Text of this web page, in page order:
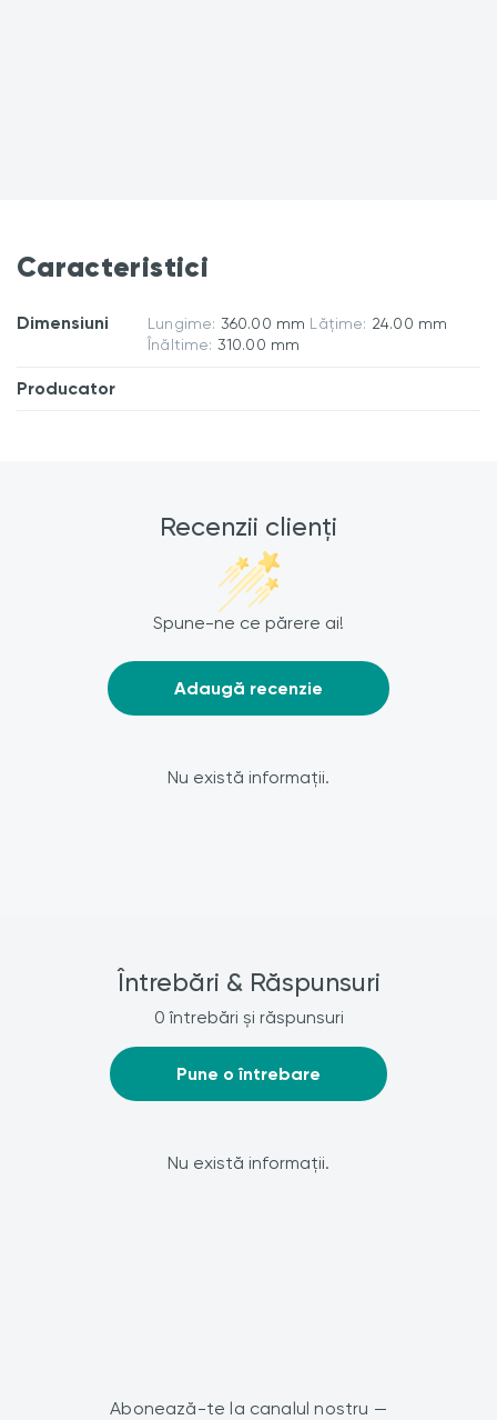
Caracteristici
Dimensiuni Lungime: 360.00 mm Lățime: 24.00 mm
Înăltime: 310.00 mm
Producator
Recenzii clienți
Spune-ne ce părere ai!
Adaugă recenzie
Nu există informații.
Întrebări & Răspunsuri
0 întrebări și răspunsuri
Pune o întrebare
Nu există informații.
Abonează-te la canalul nostru —